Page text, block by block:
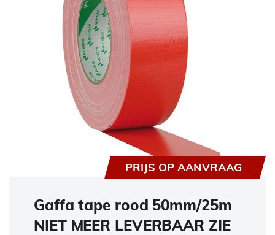
PRIJS OP AANVRAAG
Gaffa tape rood 50mm/25m
NIET MEER LEVERBAAR ZIE